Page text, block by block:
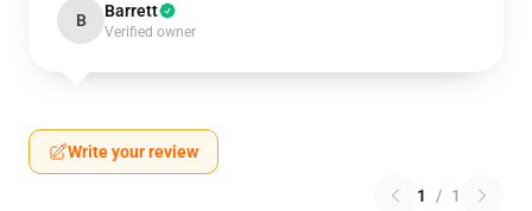
B Barrett
Verified owner
Write your review
1 / 1